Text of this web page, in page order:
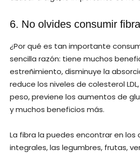
6. No olvides consumir fibra
¿Por qué es tan importante
sencilla razón: tiene muchos
estreñimiento, disminuye la
reduce los niveles de colesterol
peso, previene los aumentos de
y muchos beneficios más.
La fibra la puedes encontrar en los
integrales, las legumbres, frutas,